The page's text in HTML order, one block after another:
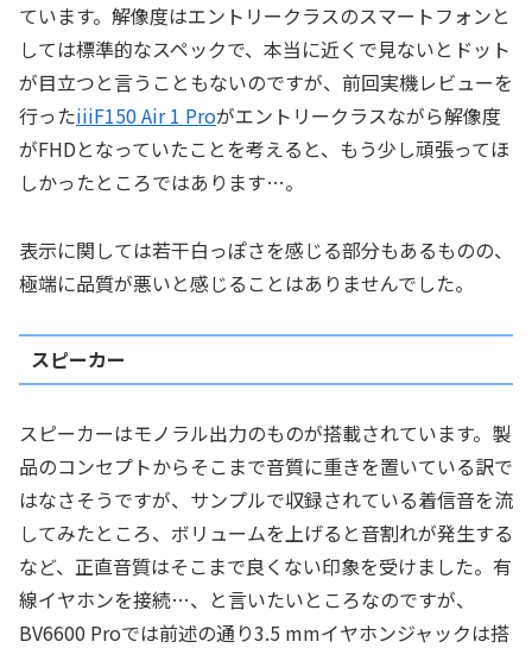
ています。解像度はエントリークラスのスマートフォンと
しては標準的なスペックで、本当に近くで見ないとドット
が目立つと言うこともないのですが、前回実機レビューを
行ったiiiF150 Air 1 Proがエントリークラスながら解像度
がFHDとなっていたことを考えると、もう少し頑張ってほ
しかったところではあります…。
表示に関しては若干白っぽさを感じる部分もあるものの、
極端に品質が悪いと感じることはありませんでした。
スピーカー
スピーカーはモノラル出力のものが搭載されています。製
品のコンセプトからそこまで音質に重きを置いている訳で
はなさそうですが、サンプルで収録されている着信音を流
してみたところ、ボリュームを上げると音割れが発生する
など、正直音質はそこまで良くない印象を受けました。有
線イヤホンを接続…、と言いたいところなのですが、
BV6600 Proでは前述の通り3.5 mmイヤホンジャックは搭